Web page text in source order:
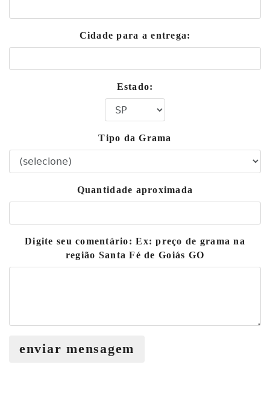
Cidade para a entrega:
Estado:
Tipo da Grama
Quantidade aproximada
Digite seu comentário: Ex: preço de grama na
região Santa Fé de Goiás GO
enviar mensagem